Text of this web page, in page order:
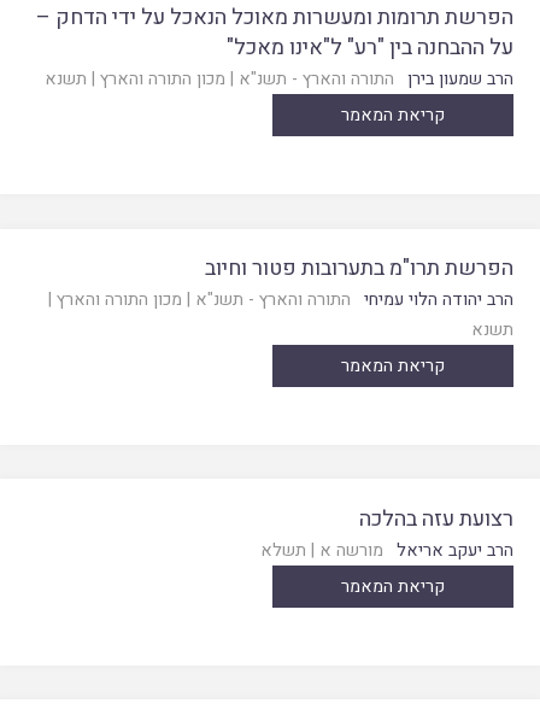
הפרשת תרומות ומעשרות מאוכל הנאכל על ידי הדחק –
על ההבחנה בין "רע" ל"אינו מאכל"
הרב שמעון בירן התורה והארץ - תשנ"א | מכון התורה והארץ | תשנא
קריאת המאמר
הפרשת תרו"מ בתערובות פטור וחיוב
הרב יהודה הלוי עמיחי התורה והארץ - תשנ"א | מכון התורה והארץ |
תשנא
קריאת המאמר
רצועת עזה בהלכה
הרב יעקב אריאל מורשה א | תשלא
קריאת המאמר